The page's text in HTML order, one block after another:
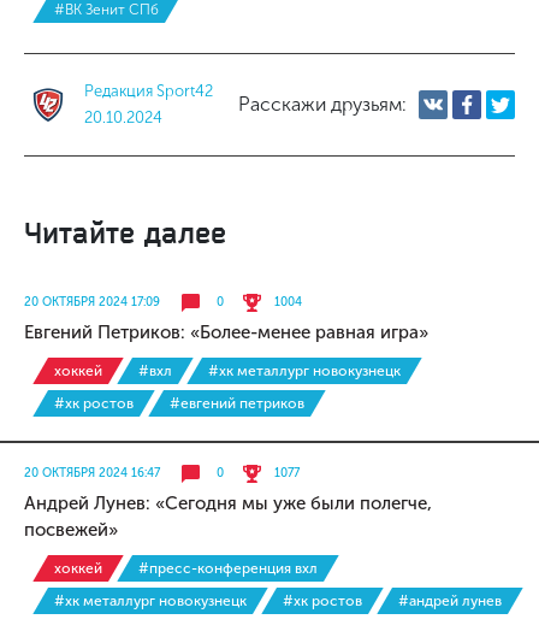
#ВК Зенит СПб
Редакция Sport42
20.10.2024
Расскажи друзьям:
Читайте далее
20 ОКТЯБРЯ 2024 17:09 0 1004
Евгений Петриков: «Более-менее равная игра»
хоккей #вхл
#хк металлург новокузнецк
#хк ростов
#евгений петриков
20 ОКТЯБРЯ 2024 16:47 0 1077
Андрей Лунев: «Сегодня мы уже были полегче,
посвежей»
хоккей
#пресс-конференция вхл
#хк металлург новокузнецк
#хк ростов #андрей лунев